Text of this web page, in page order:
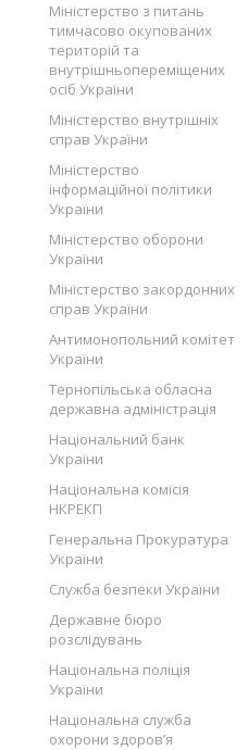
Міністерство з питань
тимчасово окупованих
територій та
внутрішньопереміщених
осіб України
Міністерство внутрішніх
справ України
Міністерство
інформаційної політики
України
Міністерство оборони
України
Міністерство закордонних
справ України
Антимонопольний комітет
України
Тернопільська обласна
державна адміністрація
Національний банк
України
Національна комісія
НКРЕКП
Генеральна Прокуратура
України
Служба безпеки України
Державне бюро
розслідувань
Національна поліція
України
Національна служба
охорони здоров’я